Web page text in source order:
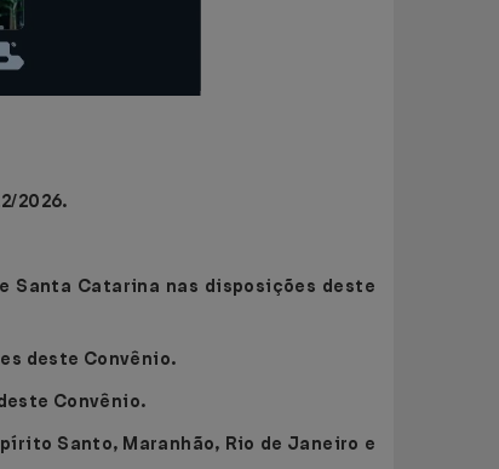
2026.
Santa Catarina nas disposições deste
deste Convênio.
Convênio.
Santo, Maranhão, Rio de Janeiro e